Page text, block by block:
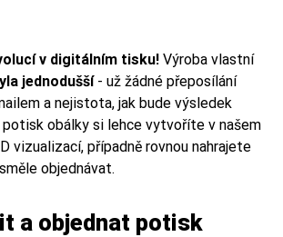
v digitálním tisku! Výroba vlastní
jednodušší- už žádné přeposílání
a nejistota, jak bude výsledek
obálky si lehce vytvoříte v našem
vizualizací, případně rovnou nahrajete
objednávat.
a objednat potisk